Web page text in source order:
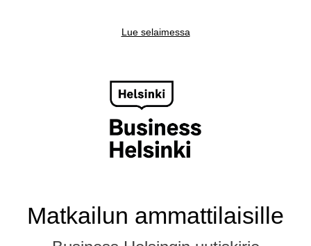
Lue selaimessa
Matkailun ammattilaisille